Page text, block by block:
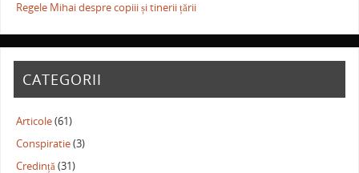
Regele Mihai despre copiii și tinerii țării
CATEGORII
Articole(61)
Conspiratie(3)
Credință(31)